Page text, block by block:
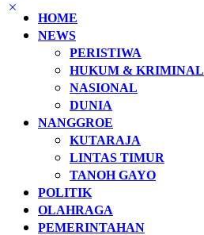
HOME
NEWS
PERISTIWA
HUKUM & KRIMINAL
NASIONAL
DUNIA
NANGGROE
KUTARAJA
LINTAS TIMUR
TANOH GAYO
POLITIK
OLAHRAGA
PEMERINTAHAN